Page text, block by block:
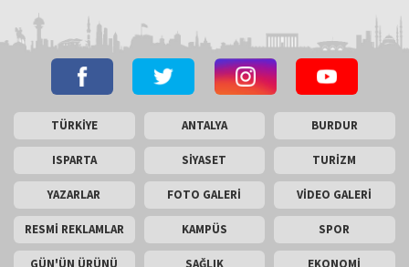
TÜRKİYE ANTALYA BURDUR
ISPARTA SİYASET TURİZM
YAZARLAR FOTO GALERİ VİDEO GALERİ
RESMİ REKLAMLAR KAMPÜS SPOR